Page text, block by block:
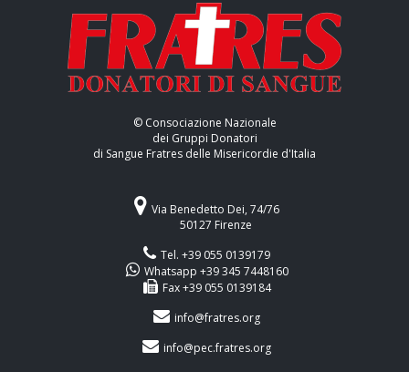
© Consociazione Nazionale
dei Gruppi Donatori
di Sangue Fratres delle Misericordie d'Italia
Via Benedetto Dei, 74/76
50127 Firenze
Tel. +39 055 0139179
Whatsapp +39 345 7448160
Fax +39 055 0139184
info@fratres.org
info@pec.fratres.org